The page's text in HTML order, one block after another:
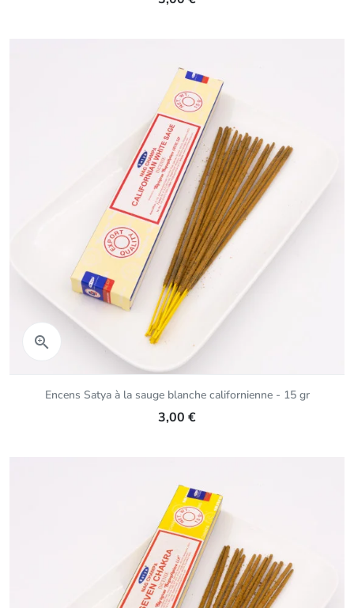
 Aperçu rapide
Encens Satya à la sauge blanche californienne - 15 gr
3,00 €